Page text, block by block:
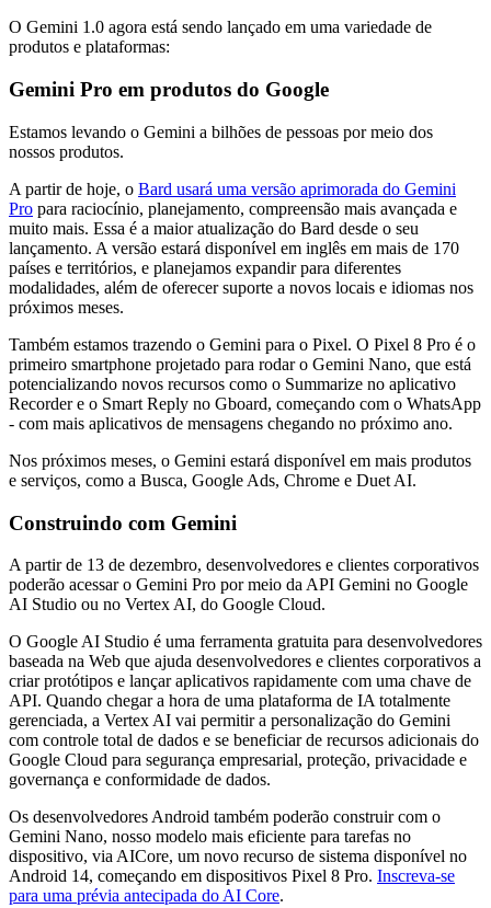
O Gemini 1.0 agora está sendo lançado em uma variedade de
produtos e plataformas:
Gemini Pro em produtos do Google
Estamos levando o Gemini a bilhões de pessoas por meio dos
nossos produtos.
A partir de hoje, o Bard usará uma versão aprimorada do Gemini
Pro para raciocínio, planejamento, compreensão mais avançada e
muito mais. Essa é a maior atualização do Bard desde o seu
lançamento. A versão estará disponível em inglês em mais de 170
países e territórios, e planejamos expandir para diferentes
modalidades, além de oferecer suporte a novos locais e idiomas nos
próximos meses.
Também estamos trazendo o Gemini para o Pixel. O Pixel 8 Pro é o
primeiro smartphone projetado para rodar o Gemini Nano, que está
potencializando novos recursos como o Summarize no aplicativo
Recorder e o Smart Reply no Gboard, começando com o WhatsApp
- com mais aplicativos de mensagens chegando no próximo ano.
Nos próximos meses, o Gemini estará disponível em mais produtos
e serviços, como a Busca, Google Ads, Chrome e Duet AI.
Construindo com Gemini
A partir de 13 de dezembro, desenvolvedores e clientes corporativos
poderão acessar o Gemini Pro por meio da API Gemini no Google
AI Studio ou no Vertex AI, do Google Cloud.
O Google AI Studio é uma ferramenta gratuita para desenvolvedores
baseada na Web que ajuda desenvolvedores e clientes corporativos a
criar protótipos e lançar aplicativos rapidamente com uma chave de
API. Quando chegar a hora de uma plataforma de IA totalmente
gerenciada, a Vertex AI vai permitir a personalização do Gemini
com controle total de dados e se beneficiar de recursos adicionais do
Google Cloud para segurança empresarial, proteção, privacidade e
governança e conformidade de dados.
Os desenvolvedores Android também poderão construir com o
Gemini Nano, nosso modelo mais eficiente para tarefas no
dispositivo, via AICore, um novo recurso de sistema disponível no
Android 14, começando em dispositivos Pixel 8 Pro. Inscreva-se
para uma prévia antecipada do AI Core.